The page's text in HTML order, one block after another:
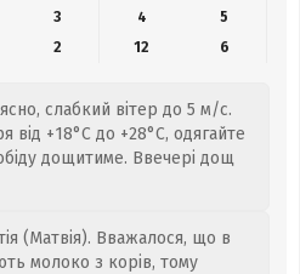
3 4
5
2 12 6
слабкий вітер до 5 м/с.
від +18°C до +28°C, одягайте
дощитиме. Ввечері дощ
(Матвія). Вважалося, що в
молоко з корів, тому